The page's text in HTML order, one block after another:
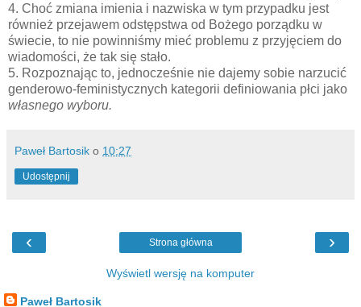
4. Choć zmiana imienia i nazwiska w tym przypadku jest
również przejawem odstępstwa od Bożego porządku w
świecie, to nie powinniśmy mieć problemu z przyjęciem do
wiadomości, że tak się stało.
5. Rozpoznając to, jednocześnie nie dajemy sobie narzucić
genderowo-feministycznych kategorii definiowania płci jako
własnego wyboru.
Paweł Bartosik o 10:27
Udostępnij
‹ ›
Strona główna
Wyświetl wersję na komputer
Paweł Bartosik